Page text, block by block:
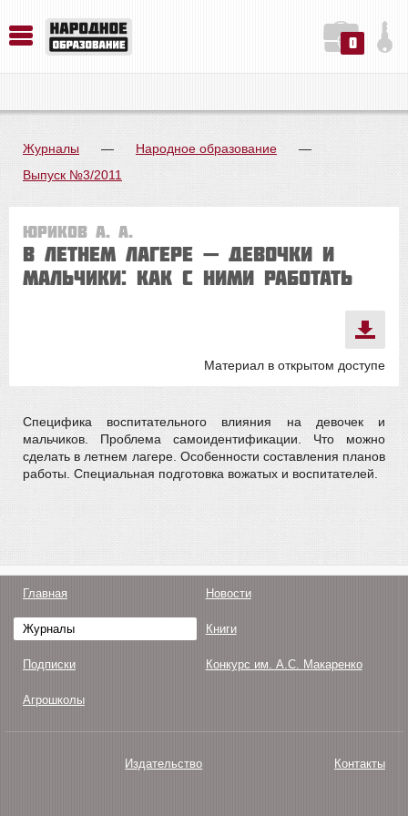
0
Журналы — Народное образование
—
Выпуск №3/2011
Юриков А. А.
В летнем лагере — девочки и
мальчики: как с ними работать
Материал в открытом доступе
Специфика воспитательного влияния на девочек и
мальчиков. Проблема самоидентификации. Что можно
сделать в летнем лагере. Особенности составления планов
работы. Специальная подготовка вожатых и воспитателей.
Главная Новости
Журналы Книги
Подписки Конкурс им. А.С. Макаренко
Агрошколы
Издательство Контакты